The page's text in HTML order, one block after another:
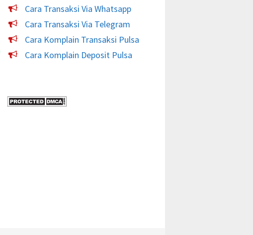
Cara Transaksi Via Whatsapp
Cara Transaksi Via Telegram
Cara Komplain Transaksi Pulsa
Cara Komplain Deposit Pulsa